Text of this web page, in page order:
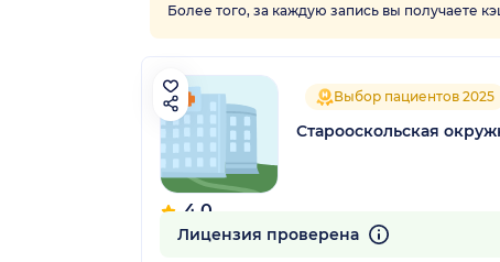
Более того, за каждую запись вы получаете
4.0
100 отзывов
Выбор пациентов 2025
Старооскольская
Лицензия проверена